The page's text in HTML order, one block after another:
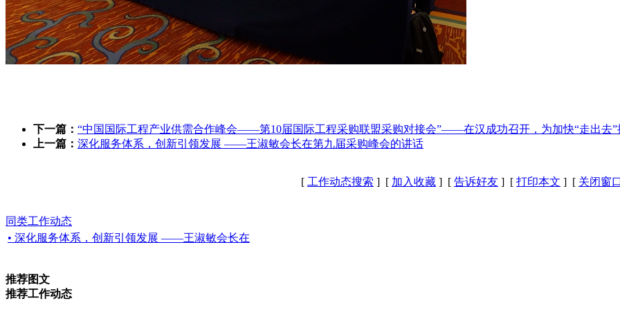
下一篇： “中国国际工程产业供需合作峰会——第10届国际工程采购联盟采购对接会”——在汉成功召开，为加快“走出去”
上一篇： 深化服务体系，创新引领发展 ——王淑敏会长在第九届采购峰会的讲话
[ 工作动态搜索 ] [ 加入收藏 ] [ 告诉好友 ] [ 打印本文 ] [ 关闭窗
同类工作动态
• 深化服务体系，创新引领发展 ——王淑敏会长在
推荐图文
推荐工作动态